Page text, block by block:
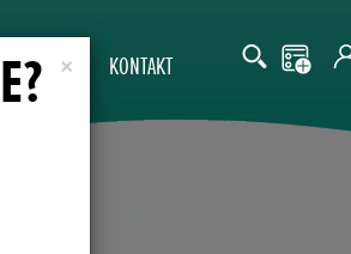
KONTAKT
×